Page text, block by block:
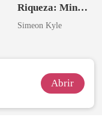
Riqueza: Minha
Vingança
Simeon Kyle
Abrir